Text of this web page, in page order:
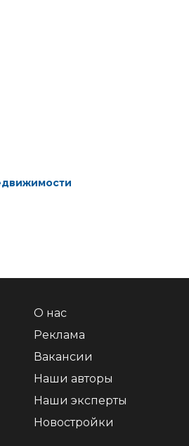
О нас
Реклама
Вакансии
Наши авторы
Наши эксперты
Новостройки